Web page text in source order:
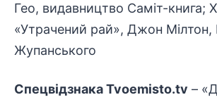
Гео, видавництво Саміт-книга;
«Утрачений рай», Джон Мілтон,
Жупанського
Спецвідзнака Tvoemisto.tv –